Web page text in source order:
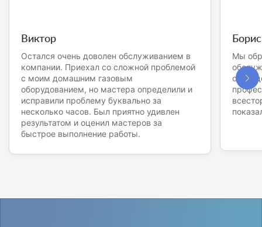
Виктор
Остался очень доволен обслуживанием в
компании. Приехал со сложной проблемой
с моим домашним газовым
оборудованием, но мастера определили и
исправили проблему буквально за
несколько часов. Был приятно удивлен
результатом и оценил мастеров за
быстрое выполнение работы.
Борис
Мы